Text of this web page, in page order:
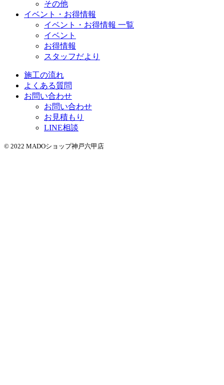
その他
イベント・お得情報
イベント・お得情報 一覧
イベント
お得情報
スタッフだより
施工の流れ
よくある質問
お問い合わせ
お問い合わせ
お見積もり
LINE相談
© 2022 MADOショップ神戸六甲店